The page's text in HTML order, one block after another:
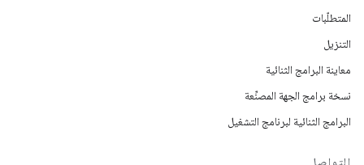
المتطلّبات
التنزيل
معاينة البرامج الثنائية
نسخة برامج الجهة المصنِّعة
البرامج الثنائية لبرنامج التشغيل
التواصل